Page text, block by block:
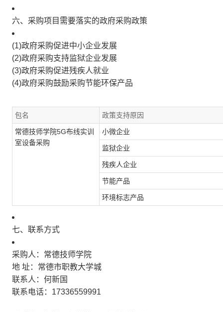
六、采购项目需要落实的政府采购政策
(1)政府采购促进中小企业发展
(2)政府采购支持监狱企业发展
(3)政府采购促进残疾人就业
(4)政府采购鼓励采购节能环保产品
包名 政策支持原因
常德技师学院5G布线实训
室设备采购
小微企业
监狱企业
残疾人企业
节能产品
环境标志产品
七、联系方式
采购人：常德技师学院
地 址：常德市职教大学城
联系人：何新国
联系电话：17336559991